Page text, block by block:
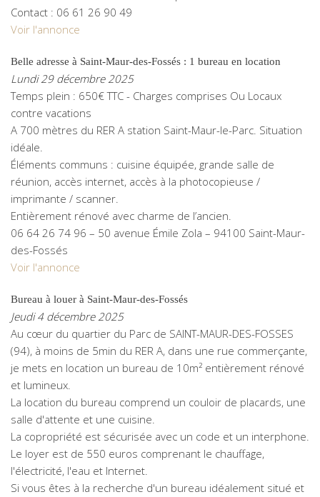
Contact : 06 61 26 90 49
Voir l'annonce
Belle adresse à Saint-Maur-des-Fossés : 1 bureau en location
Lundi 29 décembre 2025
Temps plein : 650€ TTC - Charges comprises Ou Locaux
contre vacations
A 700 mètres du RER A station Saint-Maur-le-Parc. Situation
idéale.
Éléments communs : cuisine équipée, grande salle de
réunion, accès internet, accès à la photocopieuse /
imprimante / scanner.
Entièrement rénové avec charme de l’ancien.
06 64 26 74 96 – 50 avenue Émile Zola – 94100 Saint-Maur-
des-Fossés
Voir l'annonce
Bureau à louer à Saint-Maur-des-Fossés
Jeudi 4 décembre 2025
Au cœur du quartier du Parc de SAINT-MAUR-DES-FOSSES
(94), à moins de 5min du RER A, dans une rue commerçante,
je mets en location un bureau de 10m² entièrement rénové
et lumineux.
La location du bureau comprend un couloir de placards, une
salle d'attente et une cuisine.
La copropriété est sécurisée avec un code et un interphone.
Le loyer est de 550 euros comprenant le chauffage,
l'électricité, l'eau et Internet.
Si vous êtes à la recherche d'un bureau idéalement situé et